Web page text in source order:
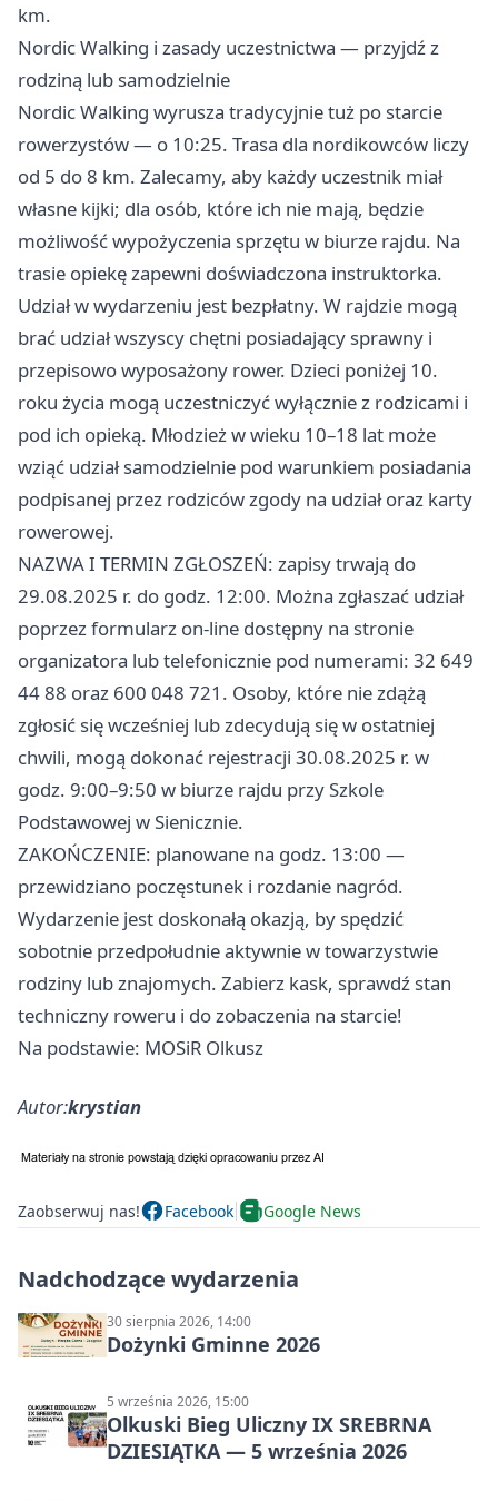
km.
Nordic Walking i zasady uczestnictwa — przyjdź z
rodziną lub samodzielnie
Nordic Walking wyrusza tradycyjnie tuż po starcie
rowerzystów — o 10:25. Trasa dla nordikowców liczy
od 5 do 8 km. Zalecamy, aby każdy uczestnik miał
własne kijki; dla osób, które ich nie mają, będzie
możliwość wypożyczenia sprzętu w biurze rajdu. Na
trasie opiekę zapewni doświadczona instruktorka.
Udział w wydarzeniu jest bezpłatny. W rajdzie mogą
brać udział wszyscy chętni posiadający sprawny i
przepisowo wyposażony rower. Dzieci poniżej 10.
roku życia mogą uczestniczyć wyłącznie z rodzicami i
pod ich opieką. Młodzież w wieku 10–18 lat może
wziąć udział samodzielnie pod warunkiem posiadania
podpisanej przez rodziców zgody na udział oraz karty
rowerowej.
NAZWA I TERMIN ZGŁOSZEŃ: zapisy trwają do
29.08.2025 r. do godz. 12:00. Można zgłaszać udział
poprzez formularz on-line dostępny na stronie
organizatora lub telefonicznie pod numerami: 32 649
44 88 oraz 600 048 721. Osoby, które nie zdążą
zgłosić się wcześniej lub zdecydują się w ostatniej
chwili, mogą dokonać rejestracji 30.08.2025 r. w
godz. 9:00–9:50 w biurze rajdu przy Szkole
Podstawowej w Sienicznie.
ZAKOŃCZENIE: planowane na godz. 13:00 —
przewidziano poczęstunek i rozdanie nagród.
Wydarzenie jest doskonałą okazją, by spędzić
sobotnie przedpołudnie aktywnie w towarzystwie
rodziny lub znajomych. Zabierz kask, sprawdź stan
techniczny roweru i do zobaczenia na starcie!
Na podstawie: MOSiR Olkusz
Autor:krystian
Zaobserwuj nas! Facebook Google News
Nadchodzące wydarzenia
30 sierpnia 2026, 14:00
Dożynki Gminne 2026
5 września 2026, 15:00
Olkuski Bieg Uliczny IX SREBRNA
DZIESIĄTKA — 5 września 2026